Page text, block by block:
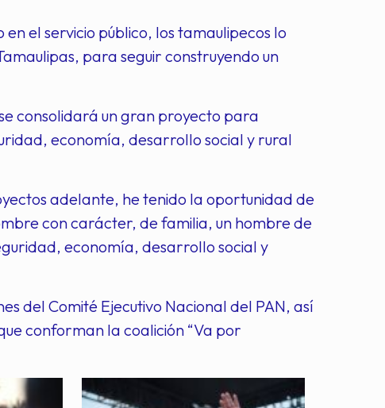
el servicio público, los tamaulipecos lo
para seguir construyendo un
consolidará un gran proyecto para
economía, desarrollo social y rural
adelante, he tenido la oportunidad de
con carácter, de familia, un hombre de
economía, desarrollo social y
del Comité Ejecutivo Nacional del PAN, así
conforman la coalición “Va por